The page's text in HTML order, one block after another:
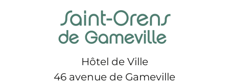
Hôtel de Ville
46 avenue de Gameville